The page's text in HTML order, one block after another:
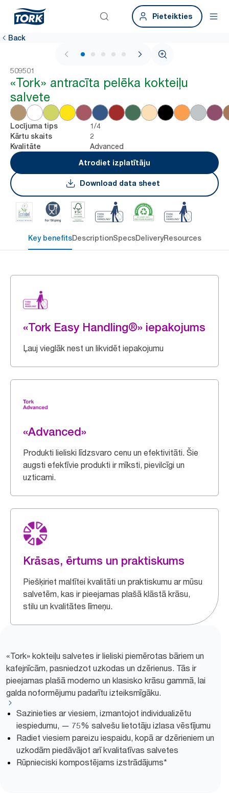
Pieteikties
Back
1 / 5
509501
«Tork» antracīta pelēka kokteiļu
salvete
Locījuma tips 1/4
Kārtu skaits 2
Kvalitāte
Advanced
Atrodiet izplatītāju
Download data sheet
Key benefitsDescriptionSpecsDeliveryResources
«Tork Easy Handling®» iepakojums
Ļauj vieglāk nest un likvidēt iepakojumu
«Advanced»
Produkti lieliski līdzsvaro cenu un efektivitāti. Šie
augsti efektīvie produkti ir mīksti, pievilcīgi un
uzticami.
Krāsas, ērtums un praktiskums
Piešķiriet maltītei kvalitāti un praktiskumu ar mūsu
salvetēm, kas ir pieejamas plašā klāstā krāsu,
stilu un kvalitātes līmeņu.
«Tork» kokteiļu salvetes ir lieliski piemērotas bāriem un
kafejnīcām, pasniedzot uzkodas un dzērienus. Tās ir
pieejamas plašā moderno un klasisko krāsu gammā, lai
galda noformējumu padarītu izteiksmīgāku.
Sazinieties ar viesiem, izmantojot individualizētu
iespiedumu, — 75% salvešu lietotāju izlasa vēstījumu
Radiet viesiem pareizu iespaidu, kopā ar dzērieniem un
uzkodām piedāvājot arī kvalitatīvas salvetes
Rūpnieciski kompostējams izstrādājums*